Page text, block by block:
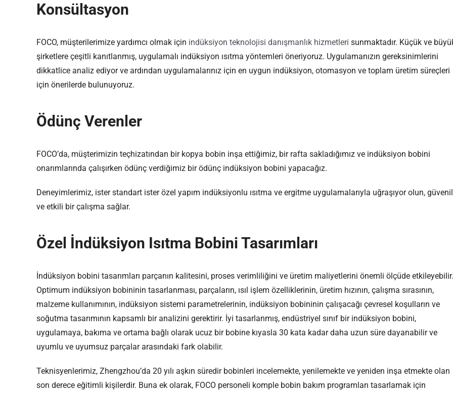
Konsültasyon
FOCO, müşterilerimize yardımcı olmak için indüksiyon teknolojisi danışmanlık hizmetleri sunmaktadır. Küçük ve
şirketlere çeşitli kanıtlanmış, uygulamalı indüksiyon ısıtma yöntemleri öneriyoruz. Uygulamanızın gereksinimlerini
dikkatlice analiz ediyor ve ardından uygulamalarınız için en uygun indüksiyon, otomasyon ve toplam üretim süreçleri
için önerilerde bulunuyoruz.
Ödünç Verenler
FOCO’da, müşterimizin teçhizatından bir kopya bobin inşa ettiğimiz, bir rafta sakladığımız ve indüksiyon bobini
onarımlarında çalışırken ödünç verdiğimiz bir ödünç indüksiyon bobini yapacağız.
Deneyimlerimiz, ister standart ister özel yapım indüksiyonlu ısıtma ve ergitme uygulamalarıyla uğraşıyor olun,
ve etkili bir çalışma sağlar.
Özel İndüksiyon Isıtma Bobini Tasarımları
İndüksiyon bobini tasarımları parçanın kalitesini, proses verimliliğini ve üretim maliyetlerini önemli ölçüde etkileyebilir.
Optimum indüksiyon bobininin tasarlanması, parçaların, ısıl işlem özelliklerinin, üretim hızının, çalışma sırasının,
malzeme kullanımının, indüksiyon sistemi parametrelerinin, indüksiyon bobininin çalışacağı çevresel koşulların ve
soğutma tasarımının kapsamlı bir analizini gerektirir. İyi tasarlanmış, endüstriyel sınıf bir indüksiyon bobini,
uygulamaya, bakıma ve ortama bağlı olarak ucuz bir bobine kıyasla 30 kata kadar daha uzun süre dayanabilir ve
uyumlu ve uyumsuz parçalar arasındaki fark olabilir.
Teknisyenlerimiz, Zhengzhou’da 20 yılı aşkın süredir bobinleri incelemekte, yenilemekte ve yeniden inşa etmekte olan
son derece eğitimli kişilerdir. Buna ek olarak, FOCO personeli komple bobin bakım programları tasarlamak için